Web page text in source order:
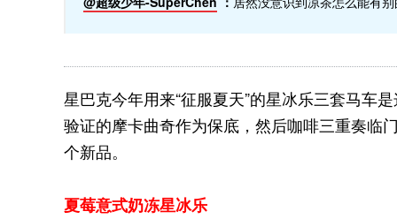
星巴克今年用来“征服夏天”的星冰乐三套马车
验证的摩卡曲奇作为保底，然后咖啡三重奏临
个新品。
夏莓意式奶冻星冰乐